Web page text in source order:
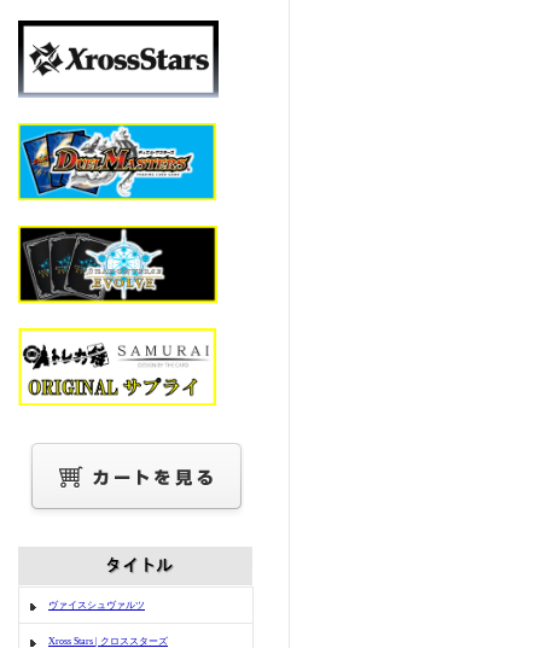
ヴァイスシュヴァルツ
Xross Stars | クロススターズ